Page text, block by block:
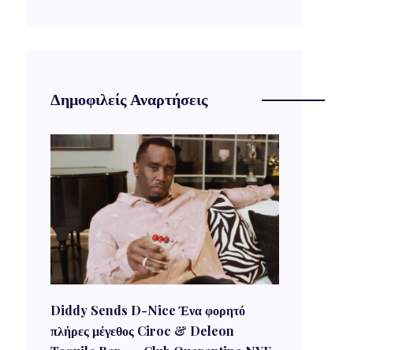
Δημοφιλείς Αναρτήσεις
Diddy Sends D-Nice Ένα φορητό
πλήρες μέγεθος Ciroc & Deleon